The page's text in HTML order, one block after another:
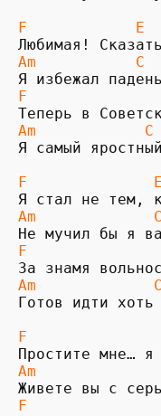
F            E
Am           C
F
Am            C
Я самый
F              E
Am             C
F
Am             C
Готов идти
F
Am
F